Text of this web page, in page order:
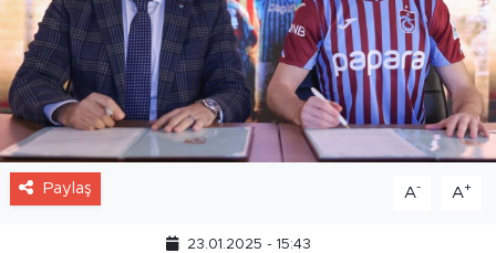
Paylaş A- A+
23.01.2025 - 15:43